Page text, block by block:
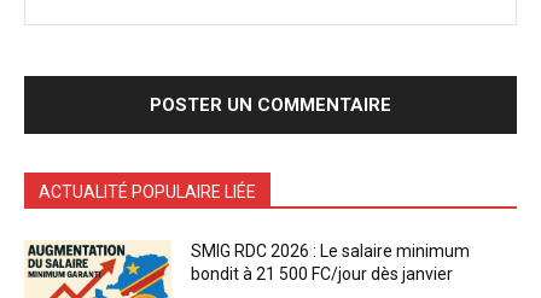
ACTUALITÉ POPULAIRE LIÉE
SMIG RDC 2026 : Le salaire minimum
bondit à 21 500 FC/jour dès janvier